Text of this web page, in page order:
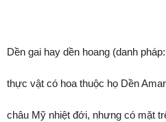
Dền gai hay dền hoang (danh
thực vật có hoa thuộc họ Dền
châu Mỹ nhiệt đới, nhưng có mặt